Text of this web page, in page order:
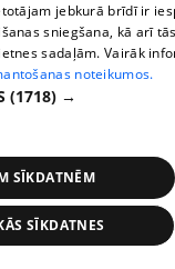
jebkurā brīdī ir
sniegšana, kā arī
sadaļām. Vairāk
noteikumos.
(1718) →
SĪKDATNĒM
SĪKDATNES